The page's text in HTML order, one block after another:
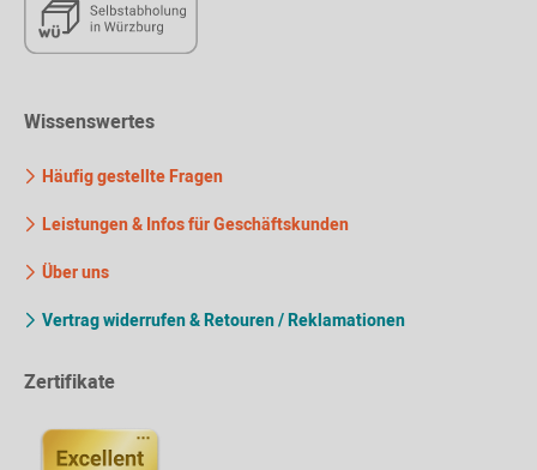
Wissenswertes
Häufig gestellte Fragen
Leistungen & Infos für Geschäftskunden
Über uns
Vertrag widerrufen & Retouren / Reklamationen
Zertifikate